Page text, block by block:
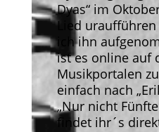
Dyas“ im
Lied
ich ihn
ist es online auf
Musikportalen
einfach nach
„Nur nicht
findet ihr´s